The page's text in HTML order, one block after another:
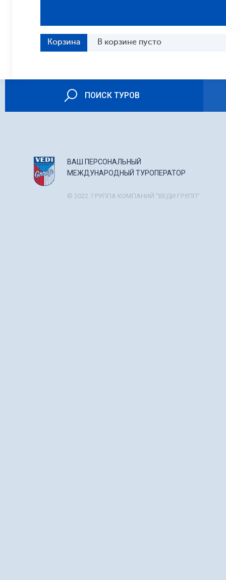
Корзина В корзине пусто
ПОИСК ТУРОВ
ВАШ ПЕРСОНАЛЬНЫЙ
МЕЖДУНАРОДНЫЙ ТУРОПЕРАТОР
© 2022. ГРУППА КОМПАНИЙ "ВЕДИ ГРУПП".